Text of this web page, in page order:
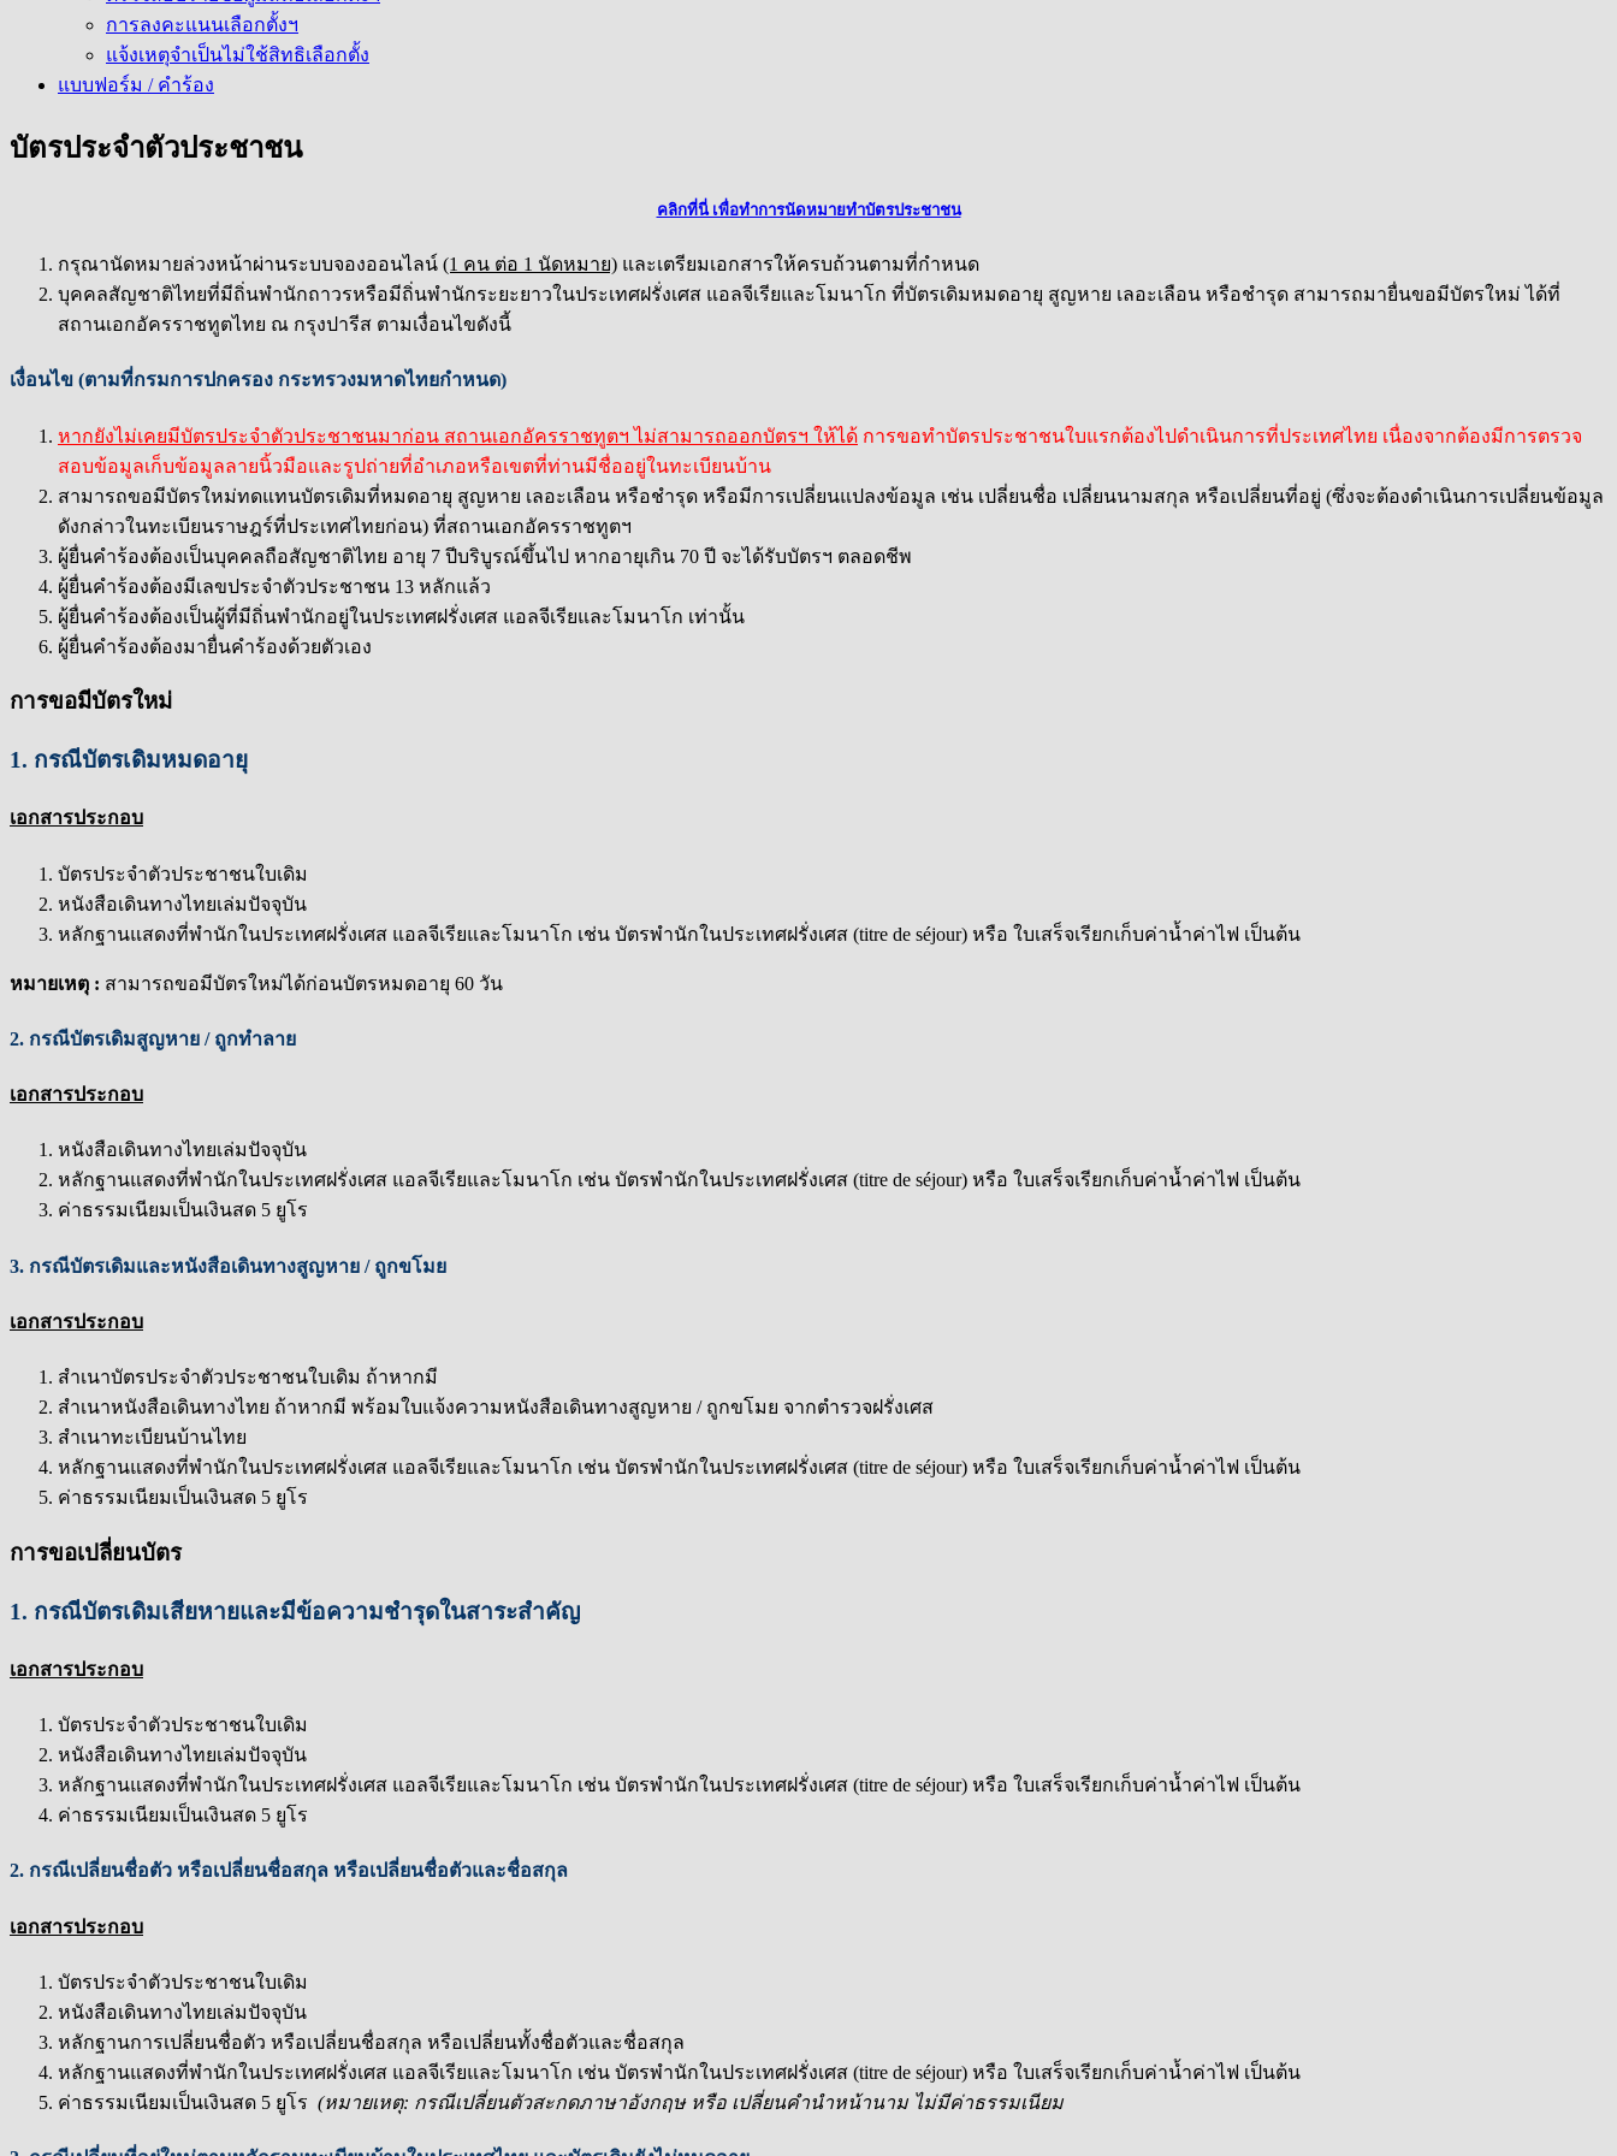
การลงคะแนนเลือกตั้งฯ
แจ้งเหตุจำเป็นไม่ใช้สิทธิเลือกตั้ง
แบบฟอร์ม / คำร้อง
บัตรประจำตัวประชาชน
คลิกที่นี่ เพื่อทำการนัดหมายทำบัตรประชาชน
กรุณานัดหมายล่วงหน้าผ่านระบบจองออนไลน์ (1 คน ต่อ 1 นัดหมาย) และเตรียมเอกสารให้ครบถ้วนตามที่กำหนด
บุคคลสัญชาติไทยที่มีถิ่นพำนักถาวรหรือมีถิ่นพำนักระยะยาวในประเทศฝรั่งเศส แอลจีเรียและโมนาโก ที่บัตรเดิมหมดอายุ สูญหาย เลอะเลือน หรือชำรุด สามารถมายื่นขอมีบัตรใหม่ ได้ที่
สถานเอกอัครราชทูตไทย ณ กรุงปารีส ตามเงื่อนไขดังนี้
เงื่อนไข (ตามที่กรมการปกครอง กระทรวงมหาดไทยกำหนด)
หากยังไม่เคยมีบัตรประจำตัวประชาชนมาก่อน สถานเอกอัครราชทูตฯ ไม่สามารถออกบัตรฯ ให้ได้ การขอทำบัตรประชาชนใบแรกต้องไปดำเนินการที่ประเทศไทย เนื่องจากต้องมีการตรวจ
สอบข้อมูลเก็บข้อมูลลายนิ้วมือและรูปถ่ายที่อำเภอหรือเขตที่ท่านมีชื่ออยู่ในทะเบียนบ้าน
สามารถขอมีบัตรใหม่ทดแทนบัตรเดิมที่หมดอายุ สูญหาย เลอะเลือน หรือชำรุด หรือมีการเปลี่ยนแปลงข้อมูล เช่น เปลี่ยนชื่อ เปลี่ยนนามสกุล หรือเปลี่ยนที่อยู่ (ซึ่งจะต้องดำเนินการเปลี่ยนข้อมูล
ดังกล่าวในทะเบียนราษฎร์ที่ประเทศไทยก่อน) ที่สถานเอกอัครราชทูตฯ
ผู้ยื่นคำร้องต้องเป็นบุคคลถือสัญชาติไทย อายุ 7 ปีบริบูรณ์ขึ้นไป หากอายุเกิน 70 ปี จะได้รับบัตรฯ ตลอดชีพ
ผู้ยื่นคำร้องต้องมีเลขประจำตัวประชาชน 13 หลักแล้ว
ผู้ยื่นคำร้องต้องเป็นผู้ที่มีถิ่นพำนักอยู่ในประเทศฝรั่งเศส แอลจีเรียและโมนาโก เท่านั้น
ผู้ยื่นคำร้องต้องมายื่นคำร้องด้วยตัวเอง
การขอมีบัตรใหม่
1. กรณีบัตรเดิมหมดอายุ
เอกสารประกอบ
บัตรประจำตัวประชาชนใบเดิม
หนังสือเดินทางไทยเล่มปัจจุบัน
หลักฐานแสดงที่พำนักในประเทศฝรั่งเศส แอลจีเรียและโมนาโก เช่น บัตรพำนักในประเทศฝรั่งเศส (titre de séjour) หรือ ใบเสร็จเรียกเก็บค่าน้ำค่าไฟ เป็นต้น
หมายเหตุ : สามารถขอมีบัตรใหม่ได้ก่อนบัตรหมดอายุ 60 วัน
2. กรณีบัตรเดิมสูญหาย / ถูกทำลาย
เอกสารประกอบ
หนังสือเดินทางไทยเล่มปัจจุบัน
หลักฐานแสดงที่พำนักในประเทศฝรั่งเศส แอลจีเรียและโมนาโก เช่น บัตรพำนักในประเทศฝรั่งเศส (titre de séjour) หรือ ใบเสร็จเรียกเก็บค่าน้ำค่าไฟ เป็นต้น
ค่าธรรมเนียมเป็นเงินสด 5 ยูโร
3. กรณีบัตรเดิมและหนังสือเดินทางสูญหาย / ถูกขโมย
เอกสารประกอบ
สำเนาบัตรประจำตัวประชาชนใบเดิม ถ้าหากมี
สำเนาหนังสือเดินทางไทย ถ้าหากมี พร้อมใบแจ้งความหนังสือเดินทางสูญหาย / ถูกขโมย จากตำรวจฝรั่งเศส
สำเนาทะเบียนบ้านไทย
หลักฐานแสดงที่พำนักในประเทศฝรั่งเศส แอลจีเรียและโมนาโก เช่น บัตรพำนักในประเทศฝรั่งเศส (titre de séjour) หรือ ใบเสร็จเรียกเก็บค่าน้ำค่าไฟ เป็นต้น
ค่าธรรมเนียมเป็นเงินสด 5 ยูโร
การขอเปลี่ยนบัตร
1. กรณีบัตรเดิมเสียหายและมีข้อความชำรุดในสาระสำคัญ
เอกสารประกอบ
บัตรประจำตัวประชาชนใบเดิม
หนังสือเดินทางไทยเล่มปัจจุบัน
หลักฐานแสดงที่พำนักในประเทศฝรั่งเศส แอลจีเรียและโมนาโก เช่น บัตรพำนักในประเทศฝรั่งเศส (titre de séjour) หรือ ใบเสร็จเรียกเก็บค่าน้ำค่าไฟ เป็นต้น
ค่าธรรมเนียมเป็นเงินสด 5 ยูโร
2. กรณีเปลี่ยนชื่อตัว หรือเปลี่ยนชื่อสกุล หรือเปลี่ยนชื่อตัวและชื่อสกุล
เอกสารประกอบ
บัตรประจำตัวประชาชนใบเดิม
หนังสือเดินทางไทยเล่มปัจจุบัน
หลักฐานการเปลี่ยนชื่อตัว หรือเปลี่ยนชื่อสกุล หรือเปลี่ยนทั้งชื่อตัวและชื่อสกุล
หลักฐานแสดงที่พำนักในประเทศฝรั่งเศส แอลจีเรียและโมนาโก เช่น บัตรพำนักในประเทศฝรั่งเศส (titre de séjour) หรือ ใบเสร็จเรียกเก็บค่าน้ำค่าไฟ เป็นต้น
ค่าธรรมเนียมเป็นเงินสด 5 ยูโร (หมายเหตุ: กรณีเปลี่ยนตัวสะกดภาษาอังกฤษ หรือ เปลี่ยนคำนำหน้านาม ไม่มีค่าธรรมเนียม